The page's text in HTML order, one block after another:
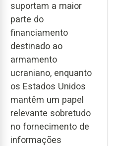
suportam a maior
parte do
financiamento
destinado ao
armamento
ucraniano, enquanto
os Estados Unidos
mantêm um papel
relevante sobretudo
no fornecimento de
informações